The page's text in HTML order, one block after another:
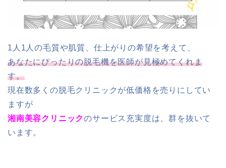
1人1人の毛質や肌質、仕上がりの希望を考えて、
あなたにぴったりの脱毛機を医師が見極めてくれま
す。
現在数多くの脱毛クリニックが低価格を売りにしてい
ますが
湘南美容クリニックのサービス充実度は、群を抜いて
います。